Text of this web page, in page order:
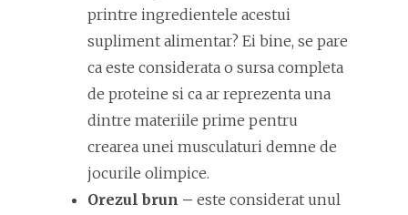
printre ingredientele acestui
supliment alimentar? Ei bine, se pare
ca este considerata o sursa completa
de proteine si ca ar reprezenta una
dintre materiile prime pentru
crearea unei musculaturi demne de
jocurile olimpice.
Orezul brun – este considerat unul